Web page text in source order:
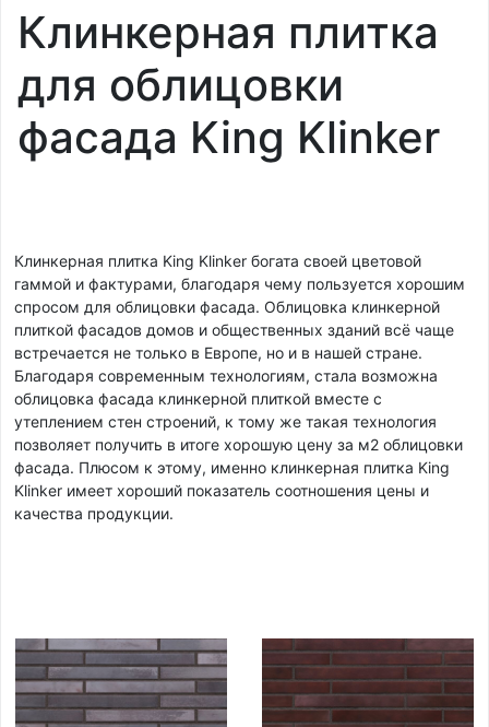
Клинкерная плитка
для облицовки
фасада King Klinker
Клинкерная плитка King Klinker богата своей цветовой
гаммой и фактурами, благодаря чему пользуется хорошим
спросом для облицовки фасада. Облицовка клинкерной
плиткой фасадов домов и общественных зданий всё чаще
встречается не только в Европе, но и в нашей стране.
Благодаря современным технологиям, стала возможна
облицовка фасада клинкерной плиткой вместе с
утеплением стен строений, к тому же такая технология
позволяет получить в итоге хорошую цену за м2 облицовки
фасада. Плюсом к этому, именно клинкерная плитка King
Klinker имеет хороший показатель соотношения цены и
качества продукции.